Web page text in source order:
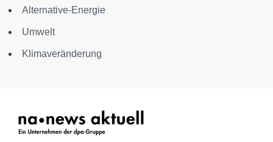
Alternative-Energie
Umwelt
Klimaveränderung